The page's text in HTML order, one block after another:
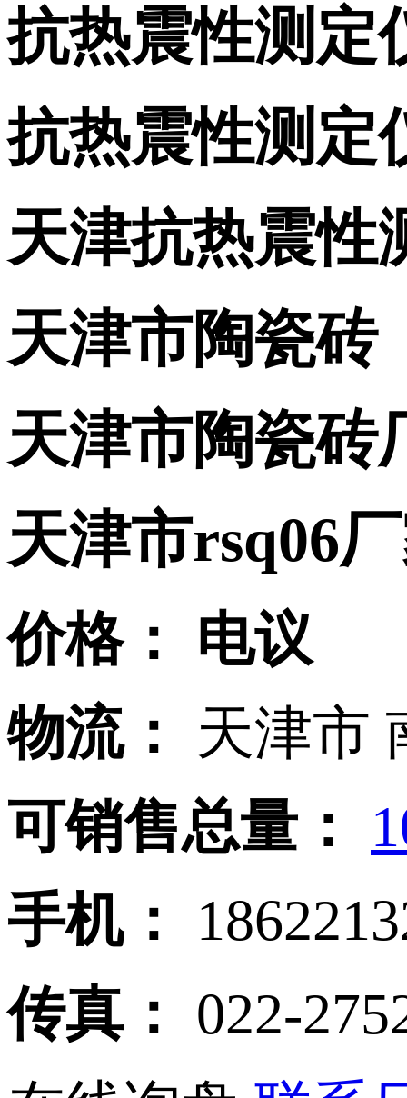
抗热震性测定
抗热震性测定
天津抗热震性
天津市陶瓷砖
天津市陶瓷砖
天津市rsq06
价格：
电议
物流：
天津市
可销售总量：
手机：
传真：
022-